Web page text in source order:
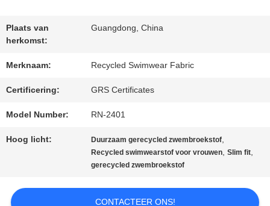
FABRIEKSREIS
KWALITEITSCONTROLE
CONTACTEER
ONS
Plaats van
herkomst:
Guangdong, China
Merknaam: Recycled Swimwear Fabric
Certificering: GRS Certificates
Model Number: RN-2401
Hoog licht: Duurzaam gerecycled zwembroekstof,
Recycled swimwearstof voor vrouwen,Slim fit,
gerecycled zwembroekstof
CONTACTEER ONS!